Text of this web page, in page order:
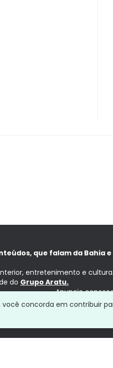
que falam da Bahia e
entretenimento e
do Grupo Aratu.
Anuncie
você concorda em contribuir